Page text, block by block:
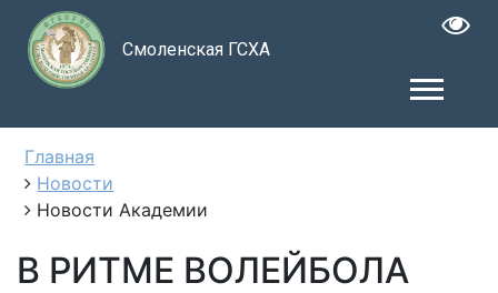
Смоленская ГСХА
Главная
Новости
Новости Академии
В РИТМЕ ВОЛЕЙБОЛА